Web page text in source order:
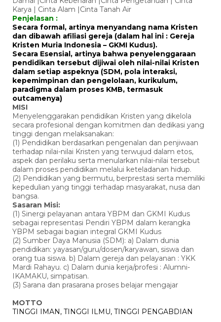
Karya | Cinta Alam |Cinta Tanah Air
Penjelasan :
Secara formal, artinya menyandang nama Kristen
dan dibawah afiliasi gereja (dalam hal ini : Gereja
Kristen Muria Indonesia – GKMI Kudus).
Secara Esensial, artinya bahwa penyelenggaraan
pendidikan tersebut dijiwai oleh nilai-nilai Kristen
dalam setiap aspeknya (SDM, pola interaksi,
kepemimpinan dan pengelolaan, kurikulum,
paradigma dalam proses KMB, termasuk
outcamenya)
MISI
Menyelenggarakan pendidikan Kristen yang dikelola
secara profesional dengan komitmen dan dedikasi yang
tinggi dengan melaksanakan:
(1) Pendidikan berdasarkan pengenalan dan penjiwaan
terhadap nilai-nilai Kristen yang terwujud dalam etos,
aspek dan perilaku serta menularkan nilai-nilai tersebut
dalam proses pendidikan melalui keteladanan hidup.
(2) Pendidikan yang bermutu, berprestasi serta memiliki
kepedulian yang tinggi terhadap masyarakat, nusa dan
bangsa.
Sasaran Misi:
(1) Sinergi pelayanan antara YBPM dan GKMI Kudus
sebagai representasi Pendiri YBPM dalam kerangka
YBPM sebagai bagian integral GKMI Kudus
(2) Sumber Daya Manusia (SDM): a) Dalam dunia
pendidikan: yayasan/guru/dosen/karyawan, siswa dan
orang tua siswa. b) Dalam gereja dan pelayanan : YKK
Mardi Rahayu. c) Dalam dunia kerja/profesi : Alumni-
IKAMAKU, simpatisan.
(3) Sarana dan prasarana proses belajar mengajar
MOTTO
TINGGI IMAN, TINGGI ILMU, TINGGI PENGABDIAN